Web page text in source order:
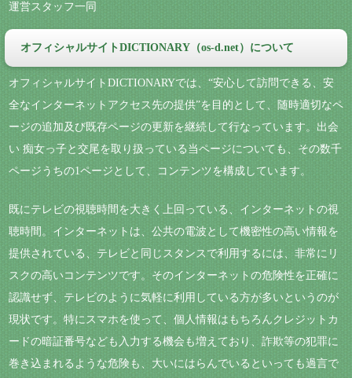
運営スタッフ一同
オフィシャルサイトDICTIONARY（os-d.net）について
オフィシャルサイトDICTIONARYでは、“安心して訪問できる、安
全なインターネットアクセス先の提供”を目的として、随時適切なペ
ージの追加及び既存ページの更新を継続して行なっています。出会
い 痴女っ子と交尾を取り扱っている当ページについても、その数千
ページうちの1ページとして、コンテンツを構成しています。
既にテレビの視聴時間を大きく上回っている、インターネットの視
聴時間。インターネットは、公共の電波として機密性の高い情報を
提供されている、テレビと同じスタンスで利用するには、非常にリ
スクの高いコンテンツです。そのインターネットの危険性を正確に
認識せず、テレビのように気軽に利用している方が多いというのが
現状です。特にスマホを使って、個人情報はもちろんクレジットカ
ードの暗証番号なども入力する機会も増えており、詐欺等の犯罪に
巻き込まれるような危険も、大いにはらんでいるといっても過言で